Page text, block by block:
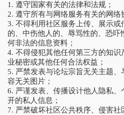
1. 遵守国家有关的法律和法规；
2. 遵守所有与网络服务有关的网络
3. 不得利用社区服务上传、展示
的、中伤他人的、辱骂性的、恐
何非法的信息资料；
4. 不得侵犯其他任何第三方的知
业秘密或其他任何合法权益；
5. 严禁发表与论坛宗旨无关主题
容无关图片；
6. 严谨发表、传播设计他人隐私
开的私人信息；
7. 严禁破坏社区公共秩序、侵害